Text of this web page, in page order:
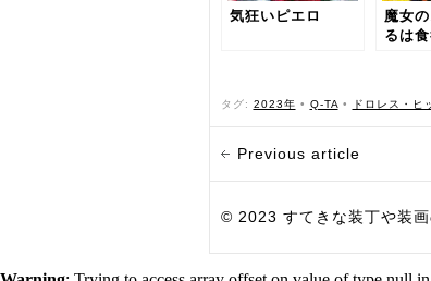
気狂いピエロ
魔女
るは
タグ: 2023年 • Q-TA • ドロレス・ヒ
Previous article
© 2023 すてきな装丁や装